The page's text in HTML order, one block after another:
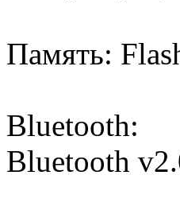
Память:
Bluetooth:
Bluetooth